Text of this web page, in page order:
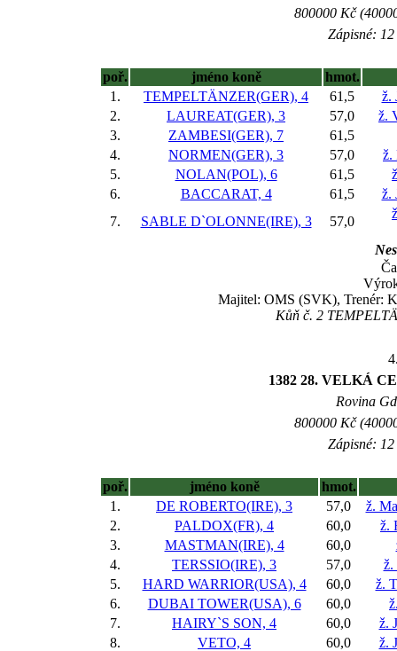
800000 Kč
Zápisné:
poř. jméno koně
hmot.
1.
TEMPELTÄNZER(GER), 4 61,5
ž.
2.
LAUREAT(GER), 3 57,0
ž.
3.
ZAMBESI(GER), 7
61,5
4.
NORMEN(GER), 3 57,0
ž.
5.
NOLAN(POL), 6 61,5
6.
BACCARAT, 4 61,5
ž.
7.
SABLE D`OLONNE(IRE), 3 57,0
Majitel: OMS (SVK), Trenér:
Kůň č. 2
1382 28. VELKÁ
Rovina
800000 Kč
Zápisné:
poř. jméno koně
hmot.
1.
DE ROBERTO(IRE), 3 57,0
ž.
2.
PALDOX(FR), 4 60,0
ž.
3.
MASTMAN(IRE), 4 60,0
4.
TERSSIO(IRE), 3 57,0
ž.
5.
HARD WARRIOR(USA), 4 60,0
ž.
6.
DUBAI TOWER(USA), 6 60,0
7.
HAIRY`S SON, 4 60,0
ž.
8.
VETO, 4 60,0
ž.